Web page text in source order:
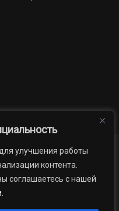
улучшения работы
контента.
соглашаетесь с нашей
Официально
учреждение